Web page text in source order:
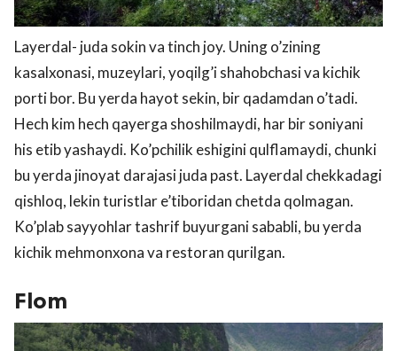
Layerdal- juda sokin va tinch joy. Uning o’zining
kasalxonasi, muzeylari, yoqilg’i shahobchasi va kichik
porti bor. Bu yerda hayot sekin, bir qadamdan o’tadi.
Hech kim hech qayerga shoshilmaydi, har bir soniyani
his etib yashaydi. Ko’pchilik eshigini qulflamaydi, chunki
bu yerda jinoyat darajasi juda past. Layerdal chekkadagi
qishloq, lekin turistlar e’tiboridan chetda qolmagan.
Ko’plab sayyohlar tashrif buyurgani sababli, bu yerda
kichik mehmonxona va restoran qurilgan.
Flom